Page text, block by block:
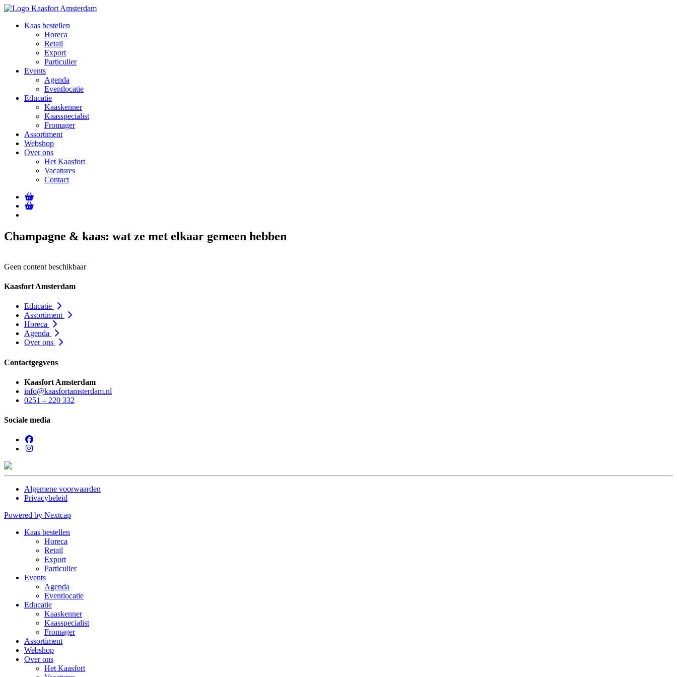
Kaas bestellen
Horeca
Retail
Export
Particulier
Events
Agenda
Eventlocatie
Educatie
Kaaskenner
Kaasspecialist
Fromager
Assortiment
Webshop
Over ons
Het Kaasfort
Vacatures
Contact
Champagne & kaas: wat ze met elkaar gemeen hebben
Geen content beschikbaar
Kaasfort Amsterdam
Educatie
Assortiment
Horeca
Agenda
Over ons
Contactgegvens
Kaasfort Amsterdam
info@kaasfortamsterdam.nl
0251 – 220 332
Sociale media
Algemene voorwaarden
Privacybeleid
Powered by Nextcap
Kaas bestellen
Horeca
Retail
Export
Particulier
Events
Agenda
Eventlocatie
Educatie
Kaaskenner
Kaasspecialist
Fromager
Assortiment
Webshop
Over ons
Het Kaasfort